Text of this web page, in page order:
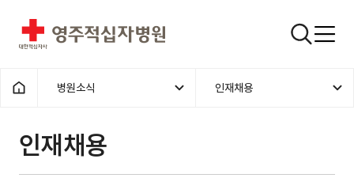
영주적십자병원 검색창
홈으로
병원소식 인재채용
인재채용